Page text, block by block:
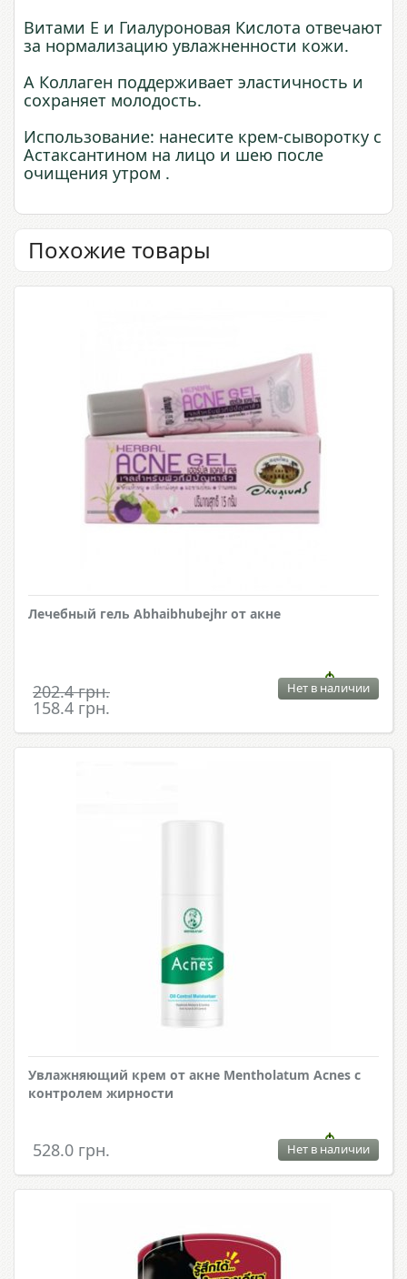
Витами Е и Гиалуроновая Кислота отвечают
за нормализацию увлажненности кожи.
А Коллаген поддерживает эластичность и
сохраняет молодость.
Использование: нанесите крем-сыворотку с
Астаксантином на лицо и шею после
очищения утром .
Похожие товары
Лечебный гель Abhaibhubejhr от акне
202.4 грн.
158.4 грн.
Нет в наличии
Увлажняющий крем от акне Mentholatum Acnes с
контролем жирности
528.0 грн. Нет в наличии